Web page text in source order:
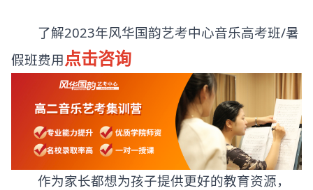
了解2023年风华国韵艺考中心音乐高考班/暑
假班费用点击咨询
作为家长都想为孩子提供更好的教育资源，